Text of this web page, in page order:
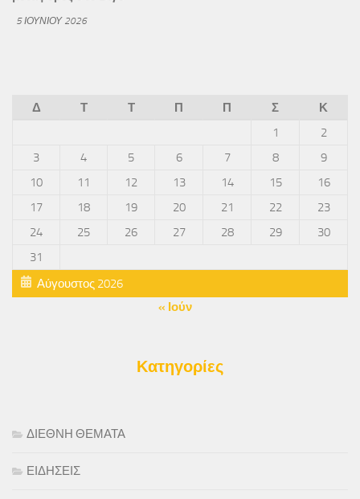
5 ΙΟΥΝΊΟΥ 2026
Αύγουστος 2026
Δ Τ Τ Π Π Σ
Κ
1
2
3
4 5 6 7 8
9
10
11 12 13 14 15
16
17
18 19 20 21 22
23
24
25 26 27 28 29
30
31
« Ιούν
Κατηγορίες
ΔΙΕΘΝΗ ΘΕΜΑΤΑ
ΕΙΔΗΣΕΙΣ